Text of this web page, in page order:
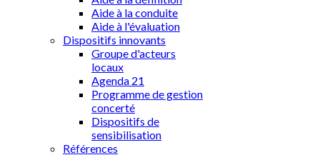
Aide à la conduite
Aide à l'évaluation
Dispositifs innovants
Groupe d'acteurs
locaux
Agenda 21
Programme de gestion
concerté
Dispositifs de
sensibilisation
Références